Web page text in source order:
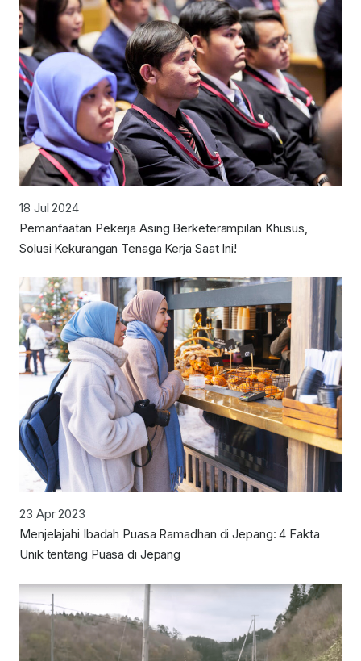
18 Jul 2024
Pemanfaatan Pekerja Asing Berketerampilan Khusus,
Solusi Kekurangan Tenaga Kerja Saat Ini!
23 Apr 2023
Menjelajahi Ibadah Puasa Ramadhan di Jepang: 4 Fakta
Unik tentang Puasa di Jepang